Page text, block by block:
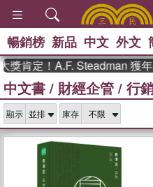
熱
、
獎
暢銷榜 新品 中文 外文
！A.F. Steadman 獲年度作
中文書 / 財經企管 / 行
顯示 庫存